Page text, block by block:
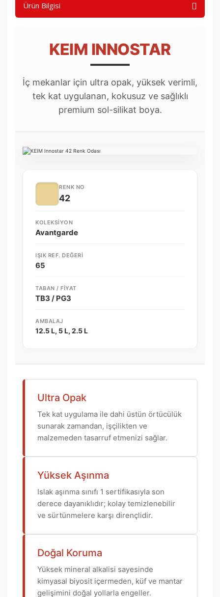
Ürün Bilgisi
KEIM INNOSTAR
İç mekanlar için ultra opak, yüksek verimli,
tek kat uygulanan, kokusuz ve sağlıklı
premium sol-silikat boya.
RENK NO
42
KOLEKSIYON
Avantgarde
IŞIK REF. DEĞERI
65
TABAN / FIYAT
TB3 / PG3
AMBALAJ
12.5 L, 5 L, 2.5 L
Ultra Opak
Tek kat uygulama ile dahi üstün örtücülük
sunarak zamandan, işçilikten ve
malzemeden tasarruf etmenizi sağlar.
Yüksek Aşınma
Islak aşınma sınıfı 1 sertifikasıyla son
derece dayanıklıdır; kolay temizlenebilir
ve sürtünmelere karşı dirençlidir.
Doğal Koruma
Yüksek mineral alkalisi sayesinde
kimyasal biyosit içermeden, küf ve mantar
gelişimini doğal yollarla engeller.